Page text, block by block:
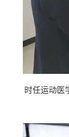
时任运动医